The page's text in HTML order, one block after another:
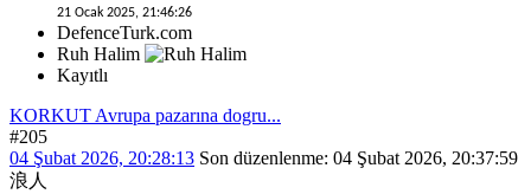
21 Ocak 2025, 21:46:26
DefenceTurk.com
Ruh Halim
Kayıtlı
KORKUT Avrupa pazarına dogru...
#205
04 Şubat 2026, 20:28:13 Son düzenlenme: 04 Şubat 2026, 20:37:59
浪人